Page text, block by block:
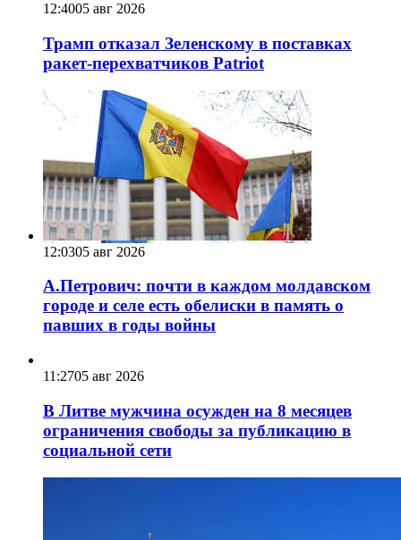
12:4005 авг 2026
Трамп отказал Зеленскому в поставках
ракет-перехватчиков Patriot
12:0305 авг 2026
А.Петрович: почти в каждом молдавском
городе и селе есть обелиски в память о
павших в годы войны
11:2705 авг 2026
В Литве мужчина осужден на 8 месяцев
ограничения свободы за публикацию в
социальной сети